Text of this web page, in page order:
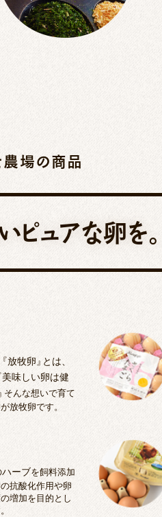
場の商品
ピュアな卵を。
放牧卵』とは、
美味しい卵は健
そんな想いで育て
放牧卵です。
ーブを飼料添加
抗酸化作用や卵
増加を目的とし